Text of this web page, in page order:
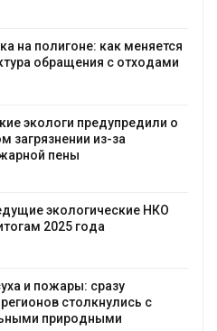
на полигоне: как меняется
обращения с отходами
экологи предупредили о
загрязнении из-за
пены
экологические НКО
2025 года
и пожары: сразу
столкнулись с
природными